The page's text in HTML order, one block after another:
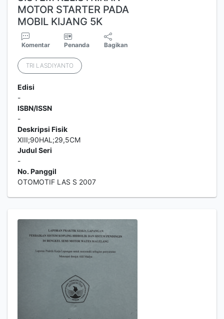
MOTOR STARTER PADA
MOBIL KIJANG 5K
Komentar Penanda Bagikan
TRI LASDIYANTO
Edisi
-
ISBN/ISSN
-
Deskripsi Fisik
XIII;90HAL;29,5CM
Judul Seri
-
No. Panggil
OTOMOTIF LAS S 2007